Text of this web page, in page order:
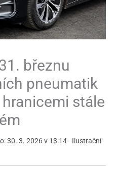
březnu
pneumatik
stále
30. 3. 2026 v 13:14 - Ilustrační